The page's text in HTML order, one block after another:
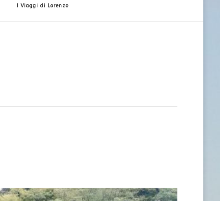
I Viaggi di Lorenzo